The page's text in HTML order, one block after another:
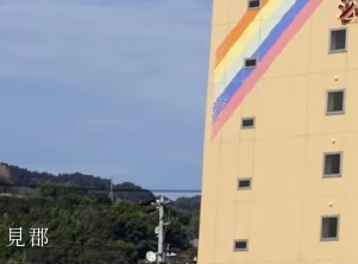
郡